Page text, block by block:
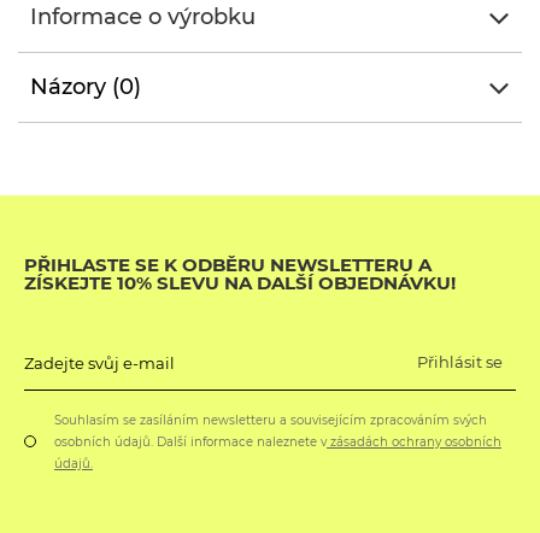
Informace o výrobku
Názory (0)
PŘIHLASTE SE K ODBĚRU NEWSLETTERU A
ZÍSKEJTE 10% SLEVU NA DALŠÍ OBJEDNÁVKU!
Zadejte svůj e-mail Přihlásit se
Souhlasím se zasíláním newsletteru a souvisejícím zpracováním svých
osobních údajů. Další informace naleznete vzásadách ochrany osobních
údajů.